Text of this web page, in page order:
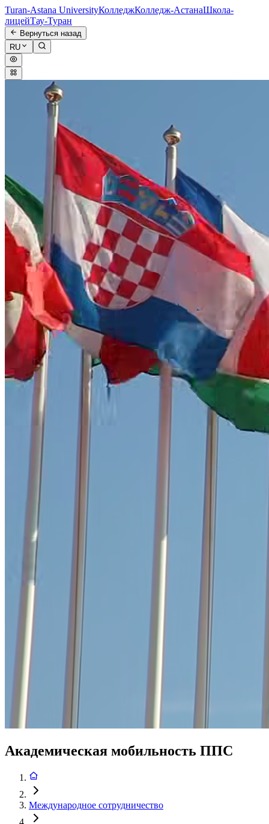
Turan-Astana UniversityКолледжКолледж-АстанаШкола-
лицейТау-Туран
Вернуться назад
RU
Академическая мобильность ППС
Международное сотрудничество